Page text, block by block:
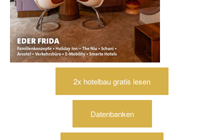
2x hotelbau gratis lesen
Datenbanken